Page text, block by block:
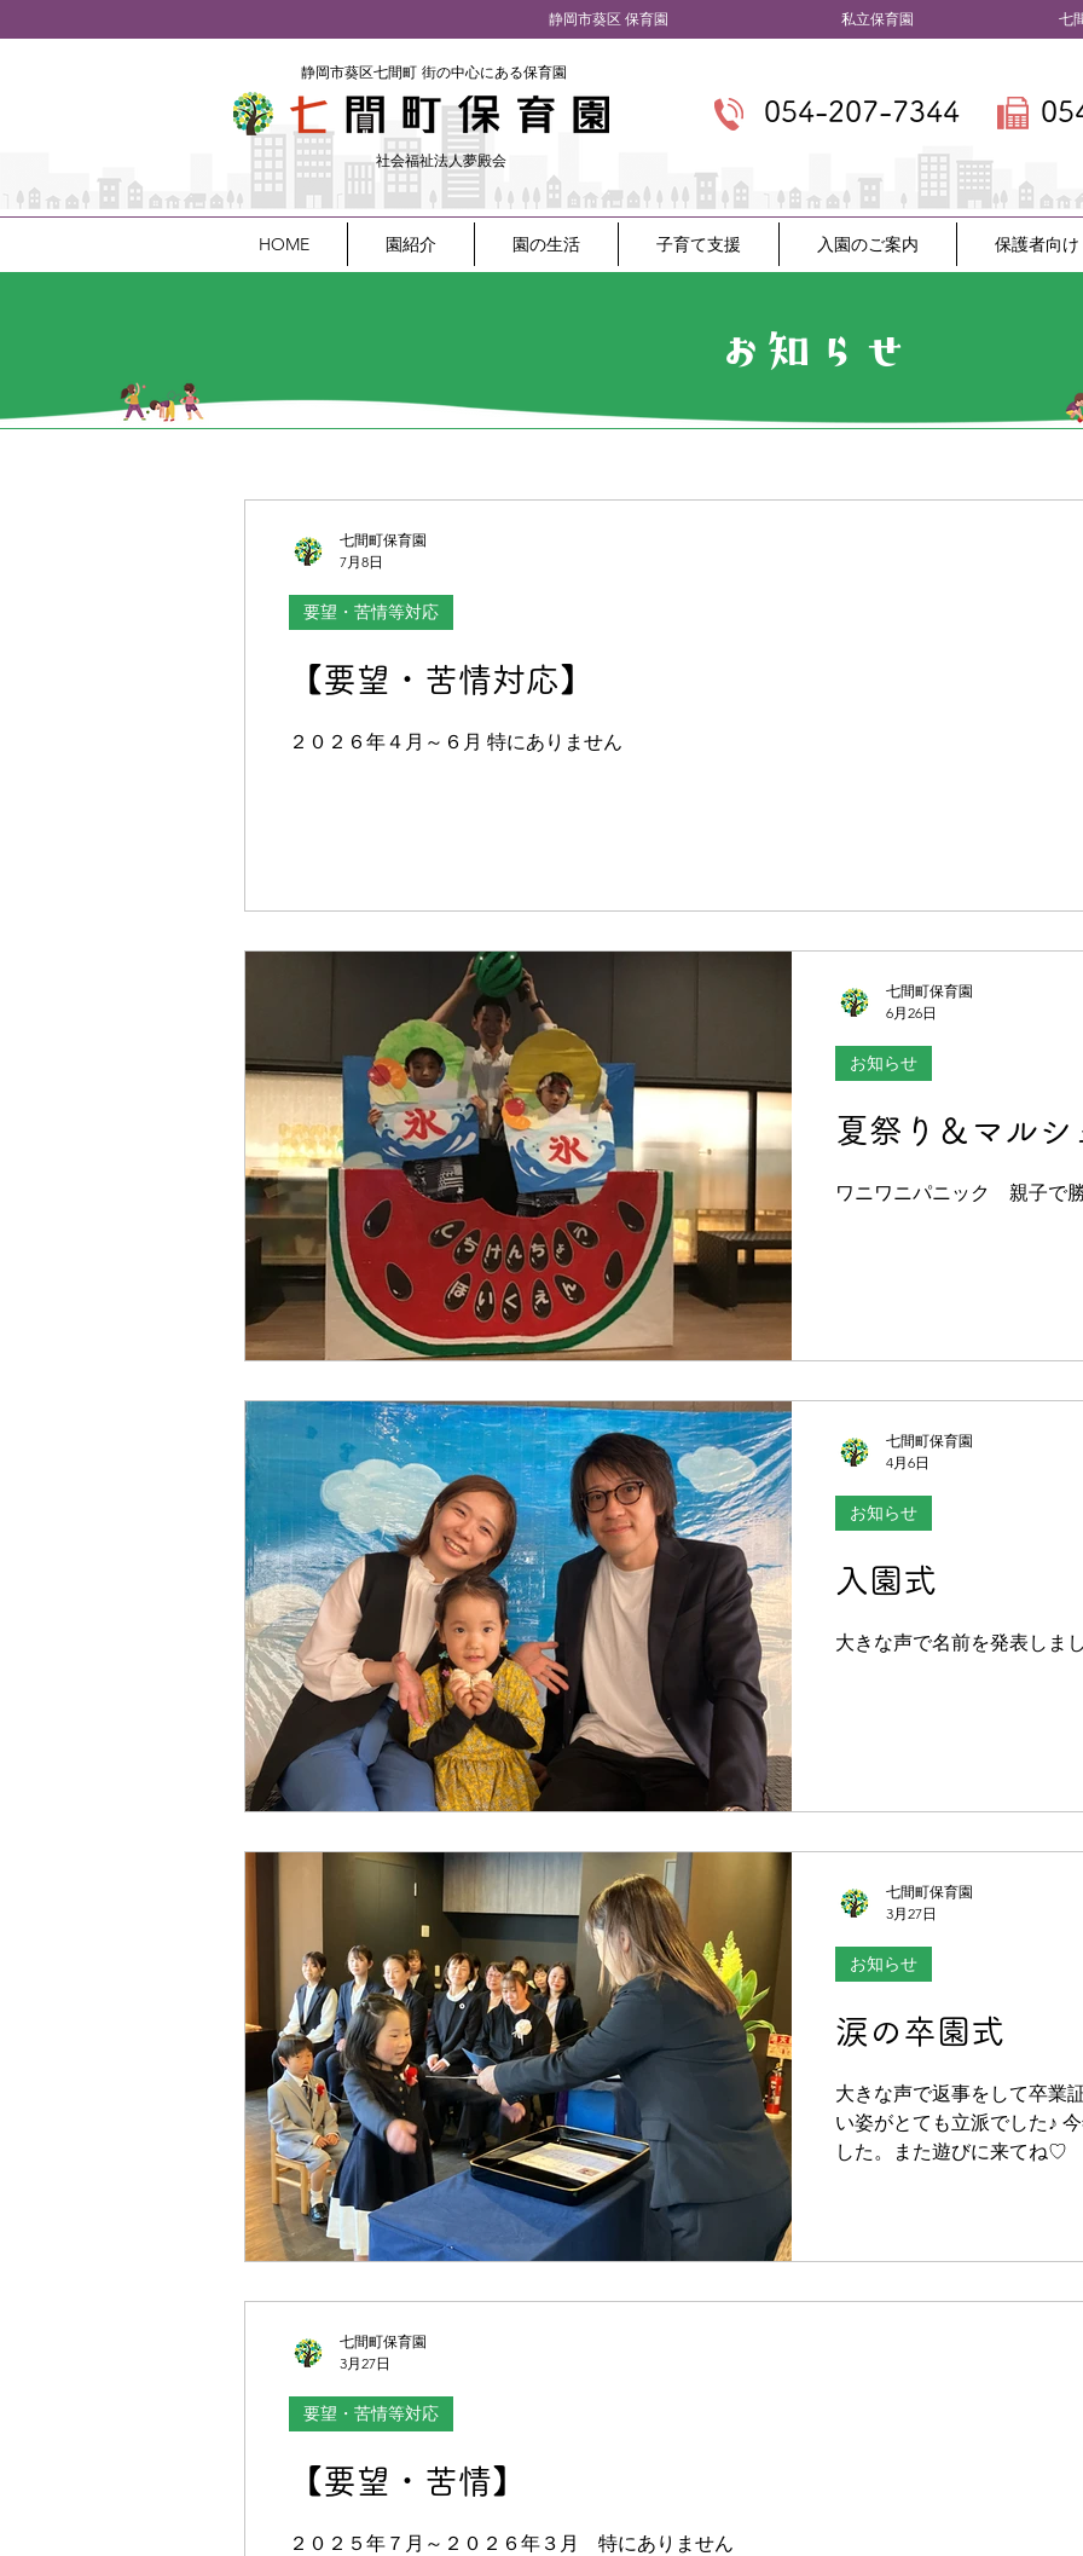
​静岡市葵区 保育園 私立保育園 七間町
​静岡市葵区七間町 街の中心にある保育園
054-207-7344
社会福祉法人夢殿会
HOME 園紹介 園の生活 子育て支援 入園のご案内 保護者向け
お知らせ
【要望・苦情対応】
２０２６年４月～６月 特にありません
要望・苦情等対応
七間町保育園
7月8日
夏祭り＆マルシ
ワニワニパニック 親子で勝
お知らせ
七間町保育園
6月26日
入園式
大きな声で名前を発表しま
お知らせ
七間町保育園
4月6日
涙の卒園式
大きな声で返事をして卒業
い姿がとても立派でした♪
した。また遊びに来てね♡
お知らせ
七間町保育園
3月27日
【要望・苦情】
２０２５年７月～２０２６年３月 特にありません
要望・苦情等対応
七間町保育園
3月27日